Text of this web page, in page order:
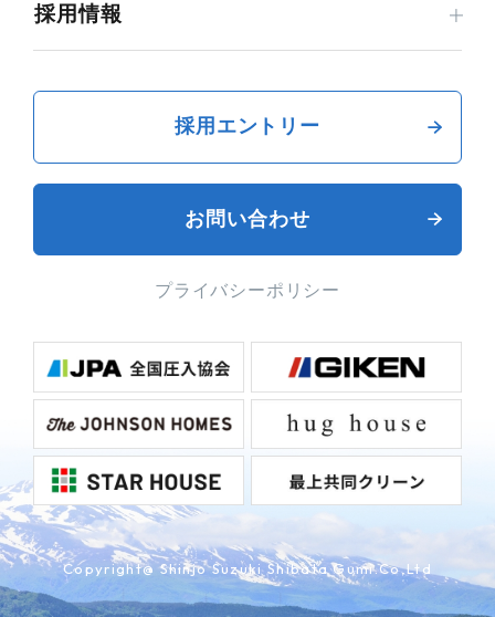
採用情報
採用エントリー
お問い合わせ
プライバシーポリシー
Copyright@ Shinjo Suzuki Shibata Gumi.Co,Ltd